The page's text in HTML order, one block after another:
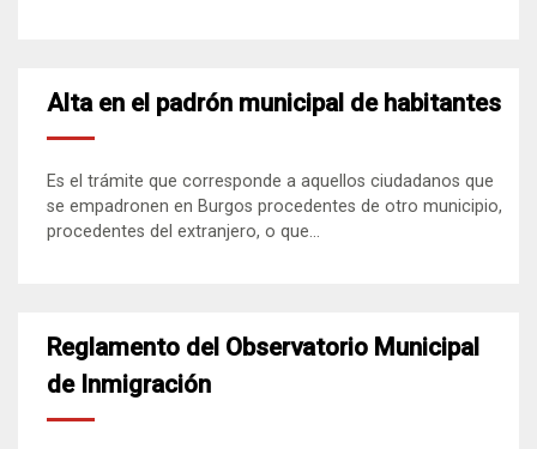
Alta en el padrón municipal de habitantes
Es el trámite que corresponde a aquellos ciudadanos que
se empadronen en Burgos procedentes de otro municipio,
procedentes del extranjero, o que...
Reglamento del Observatorio Municipal
de Inmigración